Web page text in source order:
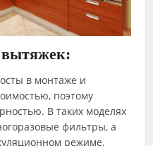
в монтаже и
поэтому
В таких моделях
фильтры, а
режиме.